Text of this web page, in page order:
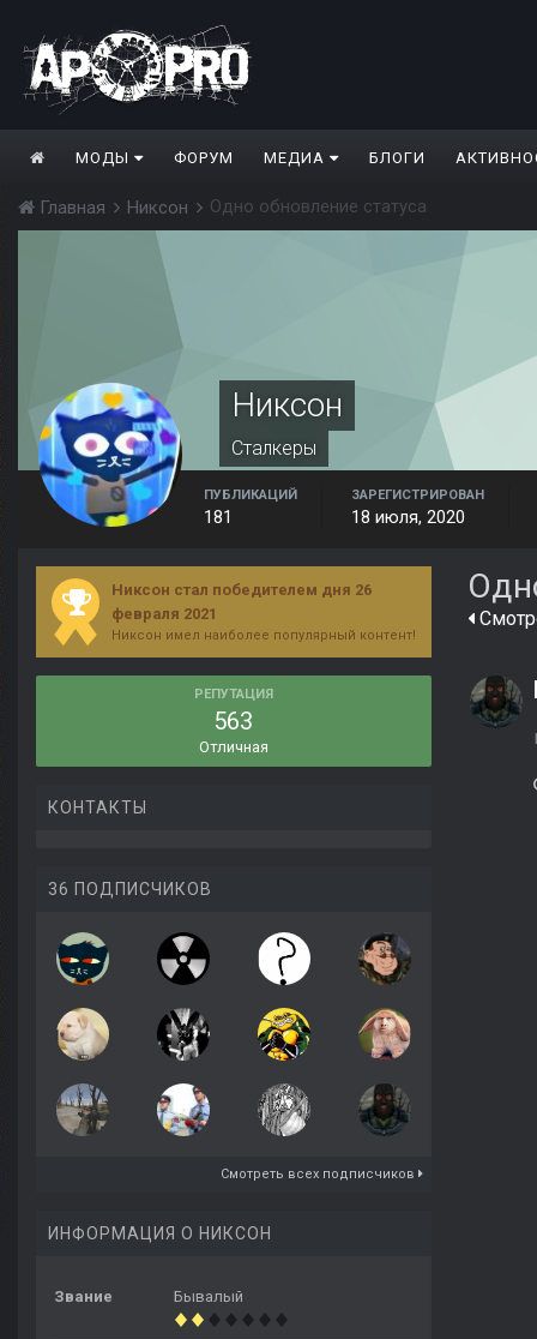
МОДЫ ФОРУМ МЕДИА БЛОГИ
Главная Никсон Одно обновление статуса
Никсон
Сталкеры
ПУБЛИКАЦИЙ
181
ЗАРЕГИСТРИРОВАН
18 июля, 2020
Никсон стал победителем дня 26
февраля 2021
Никсон имел наиболее популярный контент!
РЕПУТАЦИЯ
563
Отличная
КОНТАКТЫ
36 ПОДПИСЧИКОВ
Смотреть всех подписчиков
ИНФОРМАЦИЯ О НИКСОН
Звание Бывалый